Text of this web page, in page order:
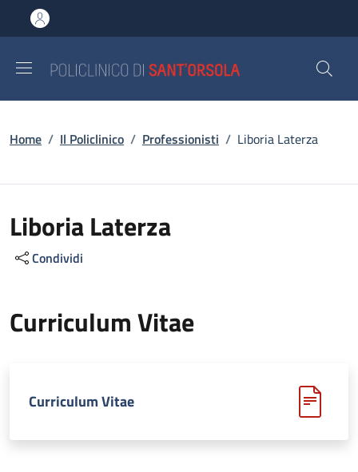
al contenuto principale
to footer content
Briciole di pane
Home / Il Policlinico / Professionisti / Liboria Laterza
Liboria Laterza
Condividi
Curriculum Vitae
Curriculum Vitae